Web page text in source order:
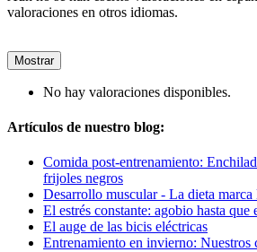
valoraciones en otros idiomas.
Mostrar
No hay valoraciones disponibles.
Artículos de nuestro blog:
Comida post-entrenamiento:
frijoles negros
Desarrollo muscular - La dieta marca
El estrés constante: agobio hasta que
El auge de las bicis eléctricas
Entrenamiento en invierno: Nuestros